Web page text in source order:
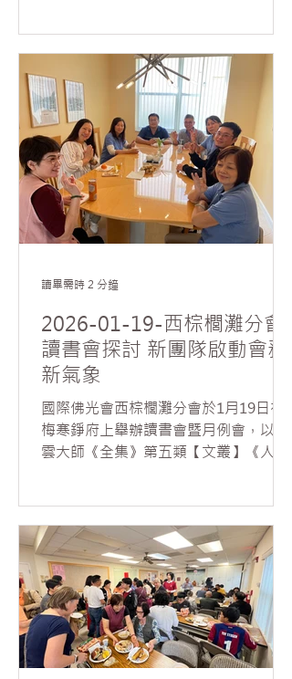
以及表揚佛學會考榮獲滿分的會員，頒
贈獎狀。透過會務傳承與教育成果的肯
定，與大眾共同紀念佛陀成道的殊勝因
緣，現場氣氛溫馨法喜。 當日上午，常
住準備臘八粥與大眾結緣，分享佛陀成
道的喜悅。各分會幹部亦分批協助包裝
與發送，共送出近1,200 份臘八粥，與
會員及社會各界人士廣結善緣，展現人
間佛教弘法利生、服務社會的精神。
2026-01-19-西棕櫚灘分會
讀書會探討 新團隊啟動會務
新氣象
國際佛光會西棕櫚灘分會於1月19日在
梅寒錚府上舉辦讀書會暨月例會，以星
雲大師《全集》第五類【文叢】《人間
學生及本土人士，現場互動熱烈，討論
深入。 活動由分會會長席勒主持，並向
與會大眾介紹新成員，促進彼此認識與
交流。隨後，陳子龍以條理分明的方式
導讀〈判斷〉一文，系統梳理文章結構
與核心思想，從「判斷的意義」、「判
斷與情緒的關係」，以及「理性思維與
讀畢需時 2 分鐘